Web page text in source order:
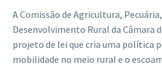
A Comissão de Agricultura,
Desenvolvimento Rural da Câmara
projeto de lei que cria uma política
mobilidade no meio rural e o